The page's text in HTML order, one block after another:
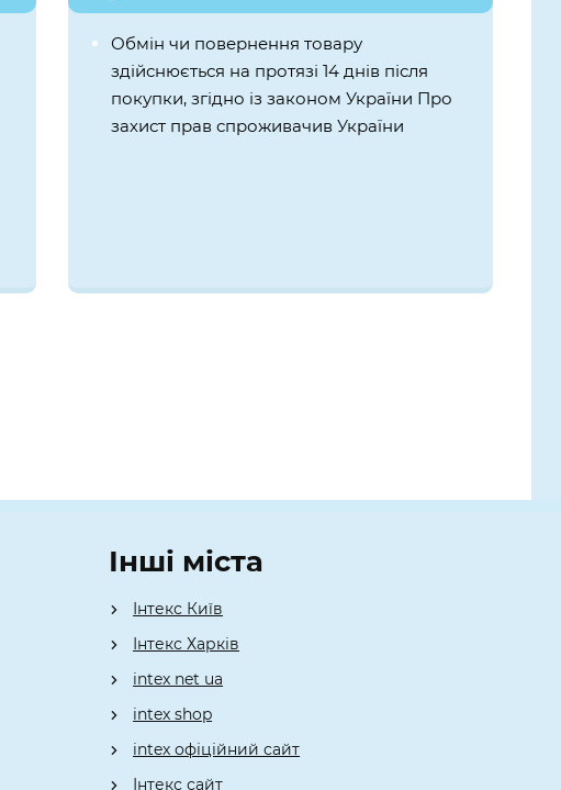
Обмін чи повернення товару
здійснюється на протязі 14 днів після
покупки, згідно із законом України Про
захист прав спроживачив України
Інші міста
Інтекс Київ
​Інтекс Харків
intex net ua
intex shop
intex офіційний сайт
Інтекс сайт